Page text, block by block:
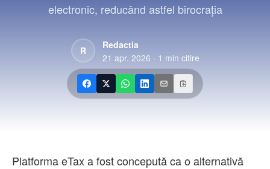
Conținut Sponsorizat
electronic, reducând astfel birocrația
R
Redactia
21 apr. 2026 · 1 min citire
Platforma eTax a fost concepută ca o alternativă